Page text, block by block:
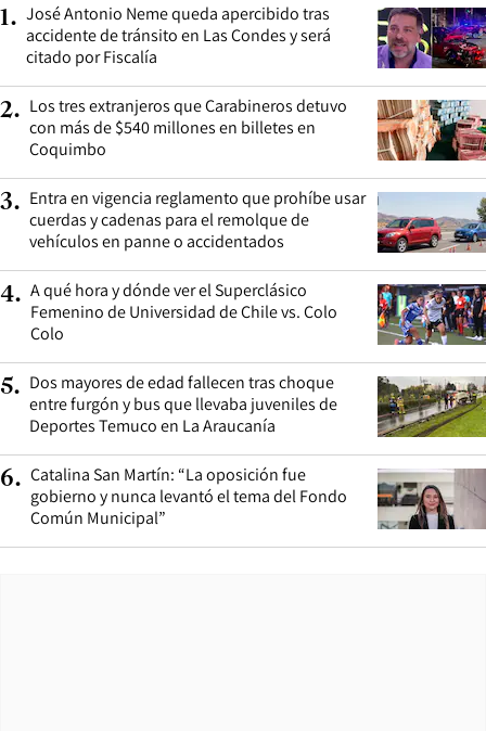
1. José Antonio Neme queda apercibido tras
accidente de tránsito en Las Condes y será
citado por Fiscalía
2. Los tres extranjeros que Carabineros detuvo
con más de $540 millones en billetes en
Coquimbo
3. Entra en vigencia reglamento que prohíbe usar
cuerdas y cadenas para el remolque de
vehículos en panne o accidentados
4. A qué hora y dónde ver el Superclásico
Femenino de Universidad de Chile vs. Colo
Colo
5. Dos mayores de edad fallecen tras choque
entre furgón y bus que llevaba juveniles de
Deportes Temuco en La Araucanía
6. Catalina San Martín: “La oposición fue
gobierno y nunca levantó el tema del Fondo
Común Municipal”